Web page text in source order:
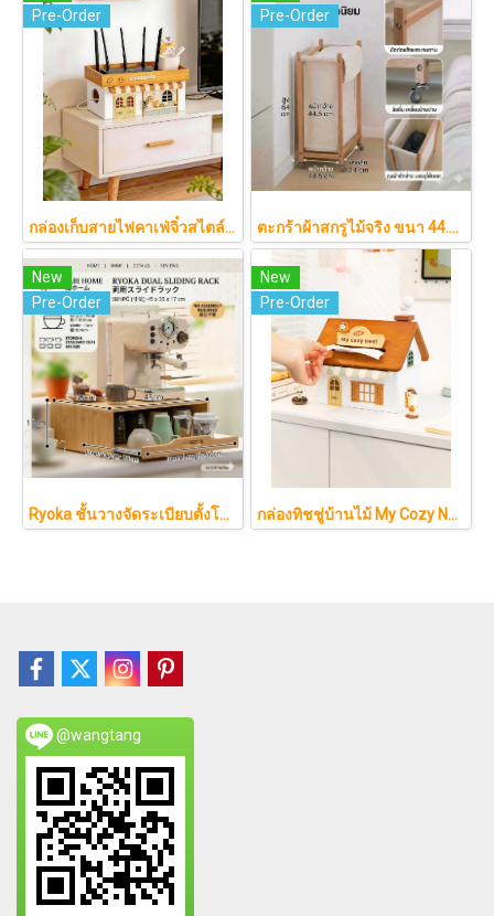
Pre-Order
กล่องเก็บสายไฟคาเฟ่จิ๋วสไตล์ญี่ปุ่นมินิมอล ซ่อนเร้าเตอร์และปลั๊กไฟให้ห้องดูละมุนเหมือนยกคาเฟ่จากโตเกียวมาไว้ที่บ้าน
Pre-Order
ตะกร้าผ้าสกรูไม้จริง ขนา 44.5cm รุ่น KAWA Minimalist สไตล์ญี่ปุ่นเคลื่อนที่ได้ มีล้อเลื่อน (KAWA)
New
Pre-Order
Ryoka ชั้นวางจัดระเบียบตั้งโต๊ะ 2 ชั้น สไตล์มินิมอล-ญี่ปุ่น ลิ้นชักเลื่อน ลิ้นชักเก็บแก้ว วัสดุไม้ธรรมชาติ ไม่ต้องประกอบ ประหยัดพื้นที่เคาน์เตอร์
New
Pre-Order
กล่องทิชชู่บ้านไม้ My Cozy Nest สไตล์มินิมอล นอร์ดิก ของแต่งบ้านรูปบ้าน ขนมปัง เบเกอรี่ กล่องใส่กระดาษทิชชู่แบบตั้งโต๊ะ ฝาเปิดแม่เหล็ก เติมกระดาษง่าย
@wangtang